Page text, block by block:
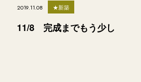
2019.11.08 ★新築
11/8 完成までもう少し